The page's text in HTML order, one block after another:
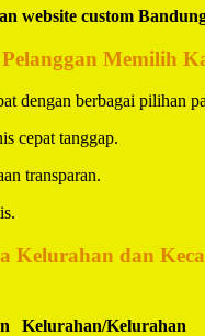
website custom
Memilih
dengan berbagai pilihan
cepat tanggap.
transparan.
Kelurahan dan
Kelurahan/Kelurahan